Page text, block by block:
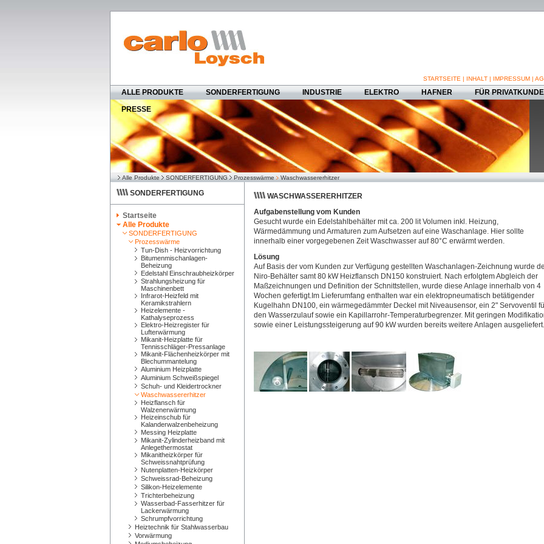
STARTSEITE | INHALT | IMPRESSUM |
ALLE PRODUKTE SONDERFERTIGUNG INDUSTRIE ELEKTRO HAFNER FÜR
PRESSE
Alle Produkte SONDERFERTIGUNG Prozesswärme Waschwassererhitzer
SONDERFERTIGUNG
Startseite
Alle Produkte
SONDERFERTIGUNG
Prozesswärme
Tun-Dish - Heizvorrichtung
Bitumenmischanlagen-
Beheizung
Edelstahl Einschraubheizkörper
Strahlungsheizung für
Maschinenbett
Infrarot-Heizfeld mit
Keramikstrahlern
Heizelemente -
Kathalyseprozess
Elektro-Heizregister für
Lufterwärmung
Mikanit-Heizplatte für
Tennisschläger-Pressanlage
Mikanit-Flächenheizkörper mit
Blechummantelung
Aluminium Heizplatte
Aluminium Schweißspiegel
Schuh- und Kleidertrockner
Waschwassererhitzer
Heizflansch für
Walzenerwärmung
Heizeinschub für
Kalanderwalzenbeheizung
Messing Heizplatte
Mikanit-Zylinderheizband mit
Anlegethermostat
Mikanitheizkörper für
Schweissnahtprüfung
Nutenplatten-Heizkörper
Schweissrad-Beheizung
Silikon-Heizelemente
Trichterbeheizung
Wasserbad-Fasserhitzer für
Lackerwärmung
Schrumpfvorrichtung
Heiztechnik für Stahlwasserbau
Vorwärmung
WASCHWASSERERHITZER
Aufgabenstellung vom Kunden
Gesucht wurde ein Edelstahlbehälter mit ca. 200 lit Volumen inkl. Heizung,
Wärmedämmung und Armaturen zum Aufsetzen auf eine Waschanlage. Hier sollte
innerhalb einer vorgegebenen Zeit Waschwasser auf 80°C erwärmt werden.
Lösung
Auf Basis der vom Kunden zur Verfügung gestellten Waschanlagen-Zeichnung wurde
Niro-Behälter samt 80 kW Heizflansch DN150 konstruiert. Nach erfolgtem Abgleich der
Maßzeichnungen und Definition der Schnittstellen, wurde diese Anlage innerhalb von 4
Wochen gefertigt.Im Lieferumfang enthalten war ein elektropneumatisch betätigender
Kugelhahn DN100, ein wärmegedämmter Deckel mit Niveausensor, ein 2" Servoventil
den Wasserzulauf sowie ein Kapillarrohr-Temperaturbegrenzer. Mit geringen
sowie einer Leistungssteigerung auf 90 kW wurden bereits weitere Anlagen ausgeliefert.